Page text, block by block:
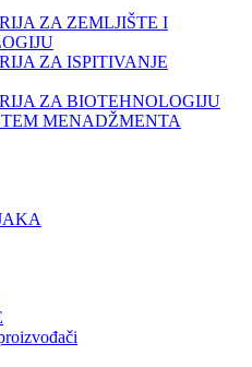
ZA ZEMLJIŠTE I
ZA ISPITIVANJE
ZA BIOTEHNOLOGIJU
MENADŽMENTA